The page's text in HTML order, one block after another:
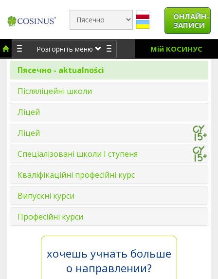
ОНЛАЙН-
ЗАПИСИ
Розгорніть меню Мій КОСИНУС
Пясечно - aktualności
Післяліцейні школи
Ліцей
Ліцей
Спеціалізовані школи І ступеня
Кваліфікаційні професійні курс
Випускні курси
Професійні курси
хочешь учнать больше
о направлении?